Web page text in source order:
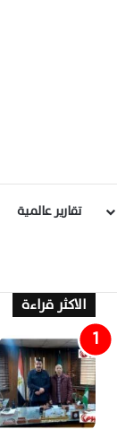
تقارير عالمية
الاكثر قراءة